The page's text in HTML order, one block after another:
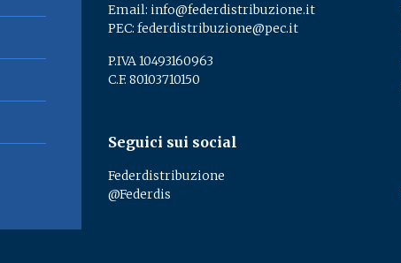
Email: info@federdistribuzione.it
PEC: federdistribuzione@pec.it
P.IVA 10493160963
C.F. 80103710150
Seguici sui social
Federdistribuzione
@Federdis